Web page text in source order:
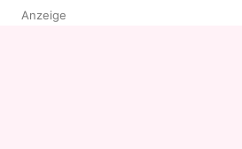
Anzeige